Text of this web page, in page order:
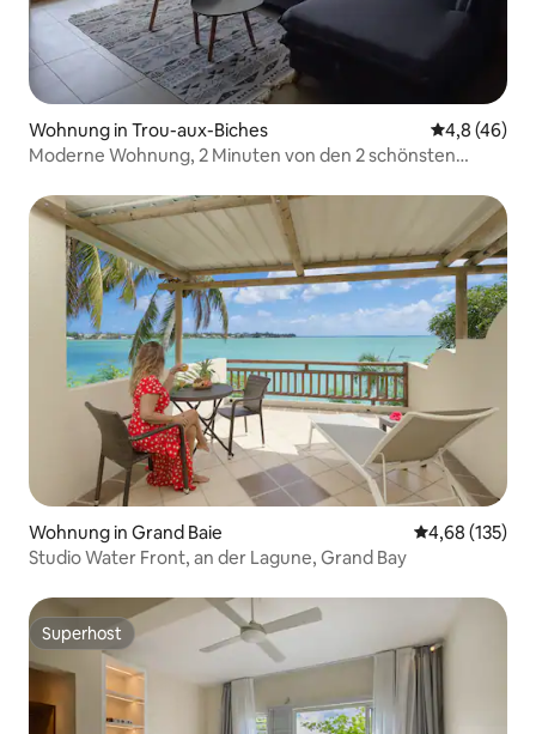
Wohnung in Trou-aux-Biches
4,8 (46)
Moderne Wohnung, 2 Minuten von den 2 schönsten
Wohnung in Grand Baie
4,68 (135)
Studio Water Front, an der Lagune, Grand Bay
Superhost
Superhost